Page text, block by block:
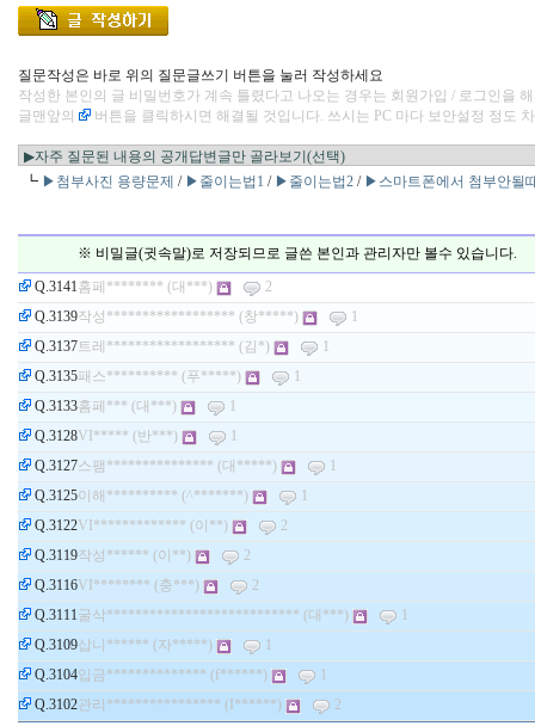
질문작성은 바로 위의 질문글쓰기 버튼을 눌러 작성하세요
작성한 본인의 글 비밀번호가 계속 틀렸다고 나오는 경우는 회원가입 / 로그인을
글맨앞의
버튼을 클릭하시면 해결될 것입니다. 쓰시는 PC 마다 보안설정 정도
┗ ▶첨부사진 용량문제 / ▶줄이는법1 / ▶줄이는법2 / ▶스마트폰에서 첨부안될
※ 비밀글(귓속말)로 저장되므로 글쓴 본인과 관리자만 볼수 있습니다.
Q.3141홈페******** (대***)
2
Q.3139작성****************** (창*****)
1
Q.3137트레****************** (김*)
1
Q.3135패스********** (푸*****)
1
Q.3133홈페*** (대***)
1
Q.3128VI***** (반***)
1
Q.3127스팸*************** (대*****)
1
Q.3125이해********** (^*******)
1
Q.3122VI************* (이**)
2
Q.3119작성****** (이**)
2
Q.3116VI******** (충***)
2
Q.3111굴삭*************************** (대***)
1
Q.3109삽니****** (자*****)
1
Q.3104입금************** (f******)
1
Q.3102관리**************** (I******) 2